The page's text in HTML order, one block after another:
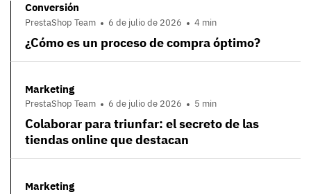
Conversión
PrestaShop Team 6 de julio de 2026 4 min
¿Cómo es un proceso de compra óptimo?
Marketing
PrestaShop Team 6 de julio de 2026 5 min
Colaborar para triunfar: el secreto de las
tiendas online que destacan
Marketing